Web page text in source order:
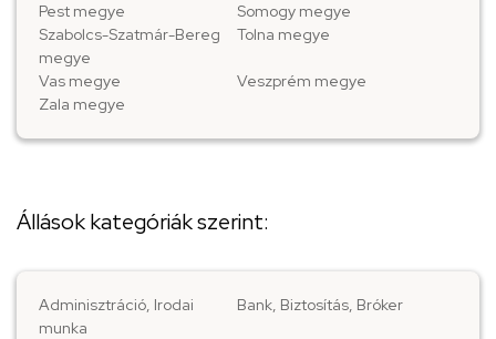
Pest megye
Somogy megye
Szabolcs-Szatmár-Bereg
megye
Tolna megye
Vas megye
Veszprém megye
Zala megye
Állások kategóriák szerint:
Adminisztráció, Irodai
munka
Bank, Biztosítás, Bróker